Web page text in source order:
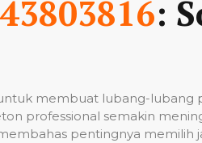
:
membuat lubang-lubang
professional semakin
pentingnya memilih